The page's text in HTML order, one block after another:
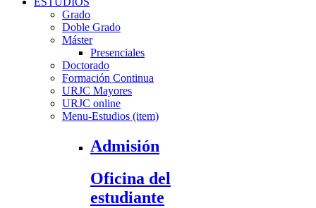
Grado
Doble Grado
Máster
Presenciales
Doctorado
Formación Continua
URJC Mayores
URJC online
Menu-Estudios (item)
Admisión
Oficina del
estudiante